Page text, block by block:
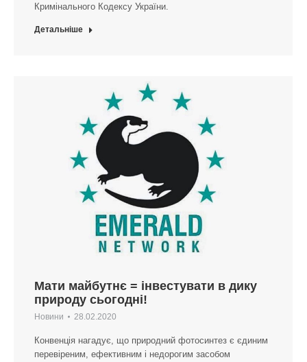
Кримінального Кодексу України.
Детальніше
Мати майбутнє = інвестувати в дику
природу сьогодні!
Новини 28.02.2020
Конвенція нагадує, що природний фотосинтез є єдиним
перевіреним, ефективним і недорогим засобом